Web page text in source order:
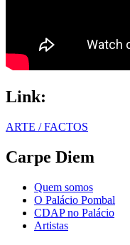
Link:
ARTE / FACTOS
Carpe Diem
Quem somos
O Palácio Pombal
CDAP no Palácio
Artistas